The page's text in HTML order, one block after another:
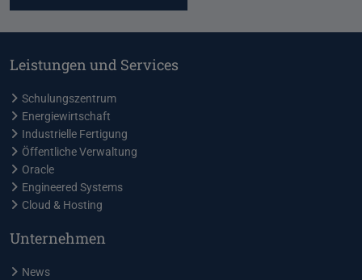
Leistungen und Services
Schulungszentrum
Energiewirtschaft
Industrielle Fertigung
Öffentliche Verwaltung
Oracle
Engineered Systems
Cloud & Hosting
Unternehmen
News